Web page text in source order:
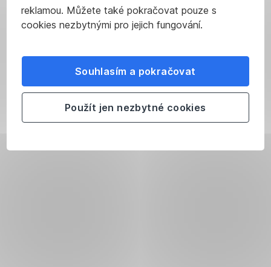
reklamou. Můžete také pokračovat pouze s
cookies nezbytnými pro jejich fungování.
Souhlasím a pokračovat
Použít jen nezbytné cookies